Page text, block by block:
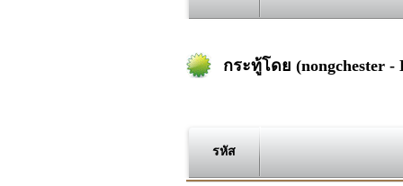
กระทู้โดย (nongchester -
รหัส